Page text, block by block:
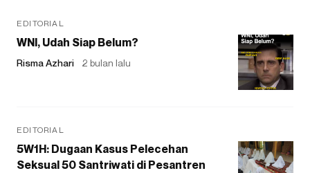
EDITORIAL
WNI, Udah Siap Belum?
Risma Azhari 2 bulan lalu
EDITORIAL
5W1H: Dugaan Kasus Pelecehan
Seksual 50 Santriwati di Pesantren